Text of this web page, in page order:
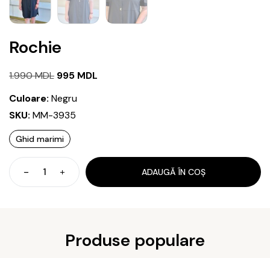
Rochie
1.990MDL Prețul
1.990 MDL.
995 MDL
Culoare: Negru
SKU: MM-3935
Ghid marimi
Cantitate
Rochie
ADAUGĂ ÎN COȘ
Produse populare